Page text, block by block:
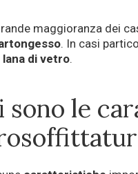
maggioranza dei
. In casi
lana di vetro.
sono le